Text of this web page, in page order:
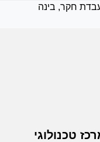
טכנולוגי